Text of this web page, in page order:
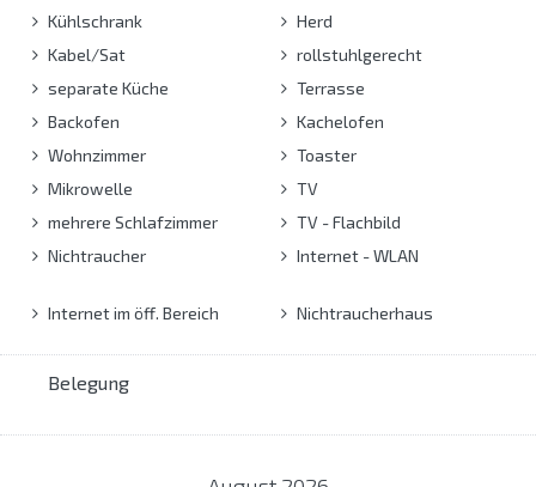
Kühlschrank
Kabel/Sat
separate Küche
Backofen
Wohnzimmer
Mikrowelle
mehrere Schlafzimmer
Nichtraucher
Herd
rollstuhlgerecht
Terrasse
Kachelofen
Toaster
TV
TV - Flachbild
Internet - WLAN
Internet im öff. Bereich Nichtraucherhaus
Belegung